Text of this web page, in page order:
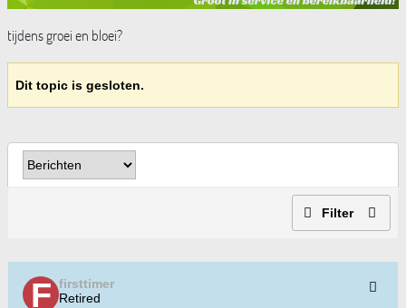
tijdens groei en bloei?
Dit topic is gesloten.
Filter
firsttimer
Retired